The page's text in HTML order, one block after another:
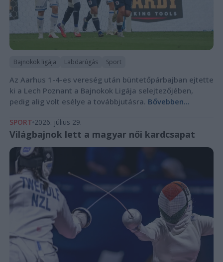
Bajnokok ligája Labdarúgás Sport
Az Aarhus 1-4-es vereség után büntetőpárbajban ejtette
ki a Lech Poznant a Bajnokok Ligája selejtezőjében,
pedig alig volt esélye a továbbjutásra. Bővebben...
SPORT 2026. július 29.
Világbajnok lett a magyar női kardcsapat